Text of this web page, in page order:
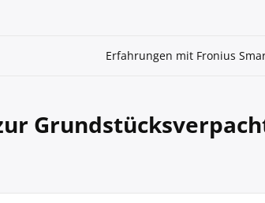
Erfahrungen mit Fronius